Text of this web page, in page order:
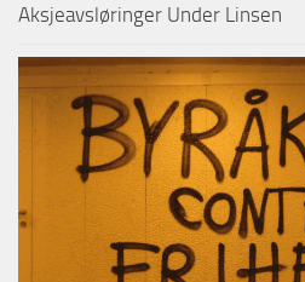
Aksjeavsløringer Under Linsen